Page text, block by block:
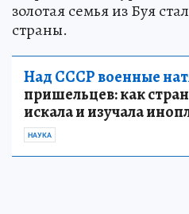
золотая семья из Буя
страны.
Над СССР военные
пришельцев: как
искала и изучала
НАУКА